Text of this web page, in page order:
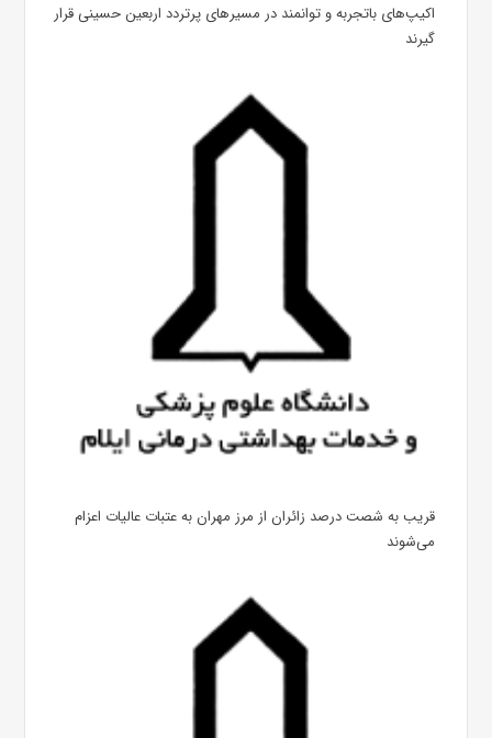
اکیپ‌های باتجربه و توانمند در مسیرهای پرتردد اربعین حسینی قرار
گیرند
قریب به شصت درصد زائران از مرز مهران به عتبات عالیات اعزام
می‌شوند